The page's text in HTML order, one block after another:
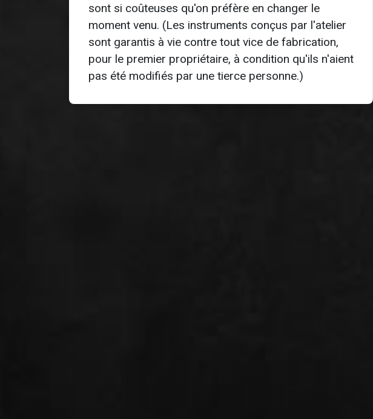
sont si coûteuses qu'on préfère en changer le
moment venu. (Les instruments conçus par l'atelier
sont garantis à vie contre tout vice de fabrication,
pour le premier propriétaire, à condition qu'ils n'aient
pas été modifiés par une tierce personne.)